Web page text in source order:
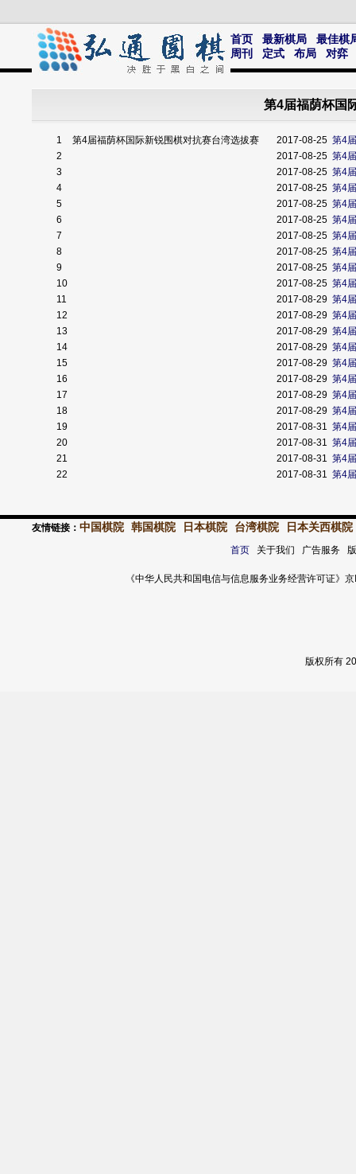
首页 最新棋局
最佳棋
周刊
定式 布局 对弈
第4届福荫杯国
1 第4届福荫杯国际新锐围棋对抗赛台湾选拔赛 2017-08-25 第4
2
2017-08-25 第4
3
2017-08-25 第4
4
2017-08-25 第4
5
2017-08-25 第4
6
2017-08-25 第4
7
2017-08-25 第4
8
2017-08-25 第4
9
2017-08-25 第4
10
2017-08-25 第4
11
2017-08-29 第4
12
2017-08-29 第4
13
2017-08-29 第4
14
2017-08-29 第4
15
2017-08-29 第4
16
2017-08-29 第4
17
2017-08-29 第4
18
2017-08-29 第4
19
2017-08-31 第4
20
2017-08-31 第4
21
2017-08-31 第4
22
2017-08-31 第4
友情链接： 中国棋院 韩国棋院 日本棋院 台湾棋院 日本关西棋院
首页关于我们 广告服务
《中华人民共和国电信与信息服务业务经营许可证
版权所有